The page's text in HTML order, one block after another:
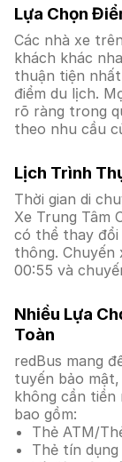
Lựa Chọn
Các nhà xe
khách khác
thuận tiện
điểm du lịch.
rõ ràng trong
theo nhu cầu
Lịch Trình
Thời gian di
Xe Trung Tâm
có thể thay đổi
thông. Chuyến
00:55 và
Nhiều Lựa
Toàn
redBus mang
tuyến bảo
không cần tiền
bao gồm:
Thẻ ATM/
Thẻ tín